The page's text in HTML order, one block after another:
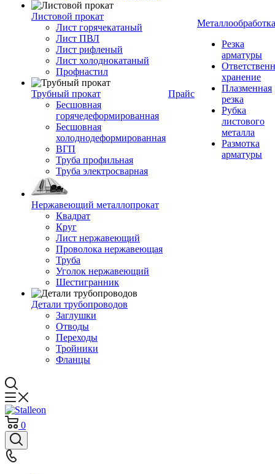
Листовой прокат
Лист горячекатаный
Лист ПВЛ
Лист рифленый
Лист холоднокатаный
Профнастил
Трубный прокат
Бесшовная
горячедеформированная
Бесшовная
холоднодеформированная
ВГП
Труба профильная
Труба электросварная
Нержавеющий металлопрокат
Квадрат
Круг
Лист нержавеющий
Проволока нержавеющая
Труба
Уголок нержавеющий
Шестигранник
Детали трубопроводов
Заглушки
Отводы
Переходы
Тройники
Фланцы
Прайс
Металлообработка
Резка
арматуры
хранение
Плазменная
резка
Рубка
листового
металла
Размотка
арматуры
0